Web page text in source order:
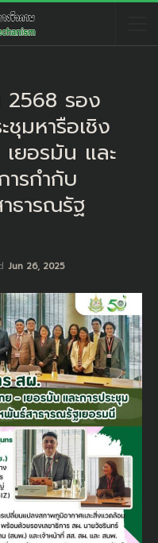
รอง
ชุมหารือเชิง
เยอรมัน และ
รกำกับ
ธารณรัฐ
Jun 26, 2025